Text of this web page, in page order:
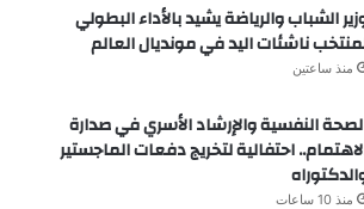
الشباب والرياضة يشيد بالأداء البطولي
ناشئات اليد في مونديال العالم
منذ ساعتين
النفسية والإرشاد الأسري في صدارة
احتفالية لتخريج دفعات الماجستير
منذ 10 ساعات